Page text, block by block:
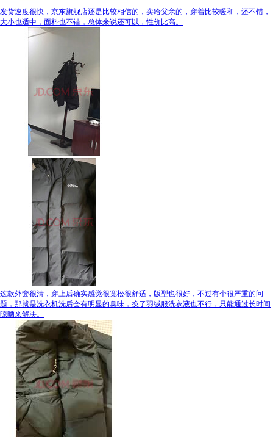
发货速度很快，京东旗舰店还是比较相信的，卖给父亲的，穿着比较暖和，还不错，
大小也适中，面料也不错，总体来说还可以，性价比高。
这款外套很清，穿上后确实感觉很宽松很舒适，版型也很好，不过有个很严重的问
题，那就是洗衣机洗后会有明显的臭味，换了羽绒服洗衣液也不行，只能通过长时间
晾晒来解决。